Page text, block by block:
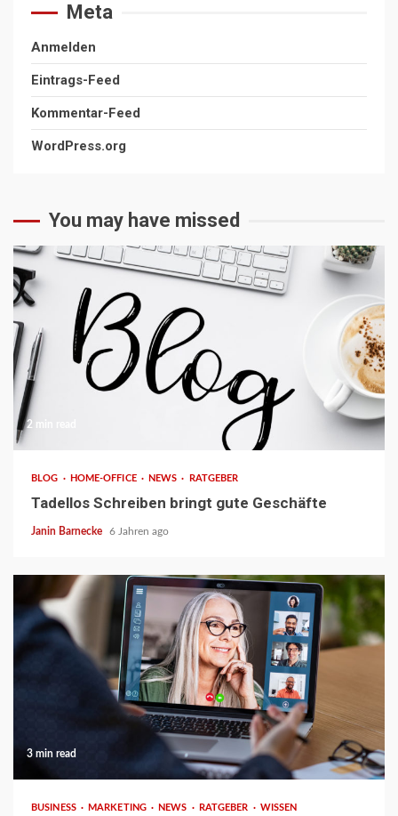
Meta
Anmelden
Eintrags-Feed
Kommentar-Feed
WordPress.org
You may have missed
2 min read
BLOG HOME-OFFICE NEWS RATGEBER
Tadellos Schreiben bringt gute Geschäfte
Janin Barnecke 6 Jahren ago
3 min read
BUSINESS MARKETING NEWS RATGEBER WISSEN